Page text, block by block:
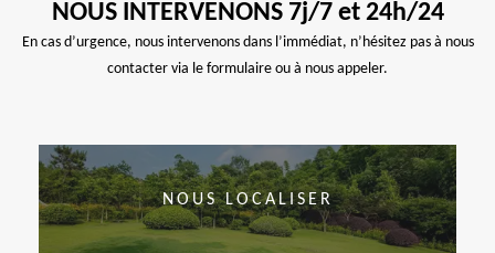
NOUS INTERVENONS 7j/7 et 24h/24
En cas d’urgence, nous intervenons dans l’immédiat, n’hésitez pas à nous
contacter via le formulaire ou à nous appeler.
NOUS LOCALISER